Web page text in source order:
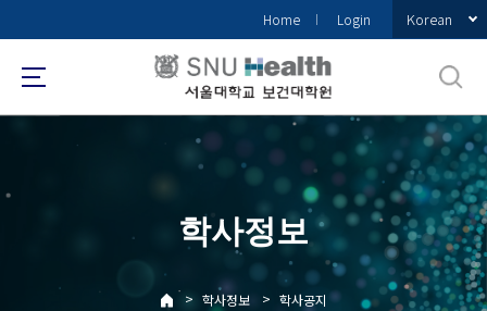
로
메
Home Login Korean
학사정보
> 학사정보 > 학사공지